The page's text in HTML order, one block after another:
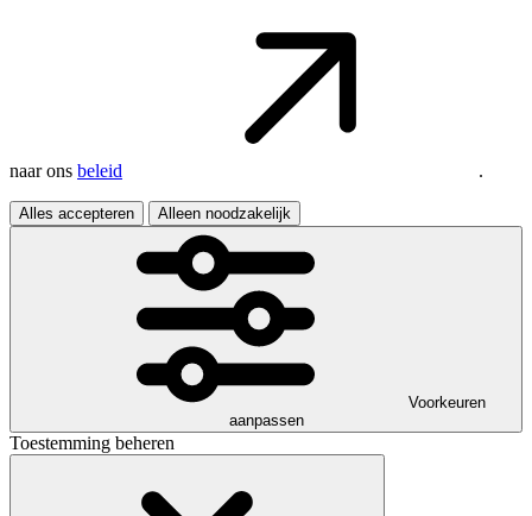
naar ons beleid .
Alles accepteren Alleen noodzakelijk
Voorkeuren
aanpassen
Toestemming beheren